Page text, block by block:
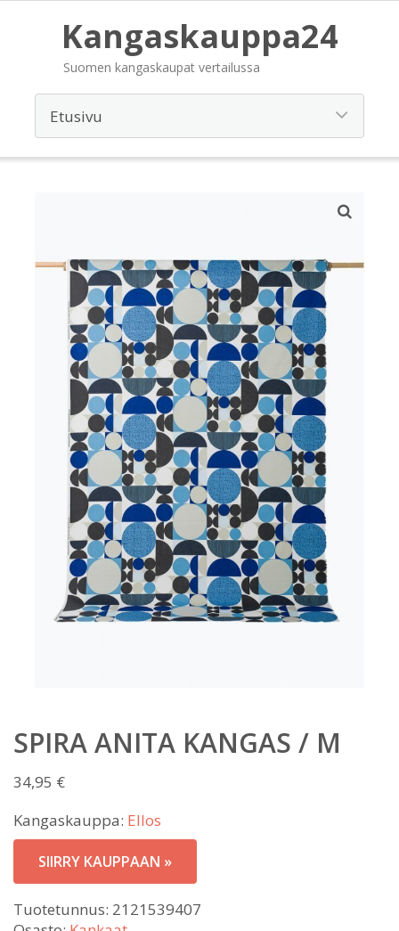
Kangaskauppa24
Suomen kangaskaupat vertailussa
SPIRA ANITA KANGAS / M
34,95 €
Kangaskauppa: Ellos
SIIRRY KAUPPAAN »
Tuotetunnus: 2121539407